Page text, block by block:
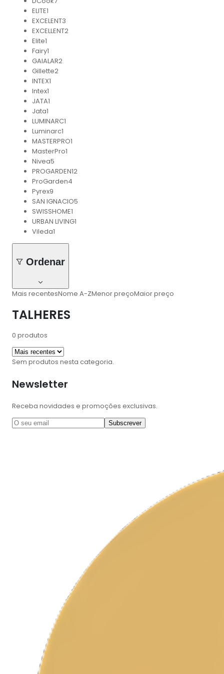
ELITE1
EXCELENT3
EXCELLENT2
Elite1
Fairy1
GAIALAR2
Gillette2
INTEX1
Intex1
JATA1
Jata1
LUMINARC1
Luminarc1
MASTERPRO1
MasterPro1
Nivea5
PROGARDEN12
ProGarden4
Pyrex9
SAN IGNACIO5
SWISSHOME1
URBAN LIVING1
Vileda1
Ordenar
Mais recentesNome A-ZMenor preçoMaior preço
TALHERES
0 produtos
Sem produtos nesta categoria.
Newsletter
Receba novidades e promoções exclusivas.
Subscrever